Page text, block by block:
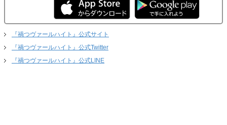
『禍つヴァールハイト』公式サイト
『禍つヴァールハイト』公式Twitter
『禍つヴァールハイト』公式LINE